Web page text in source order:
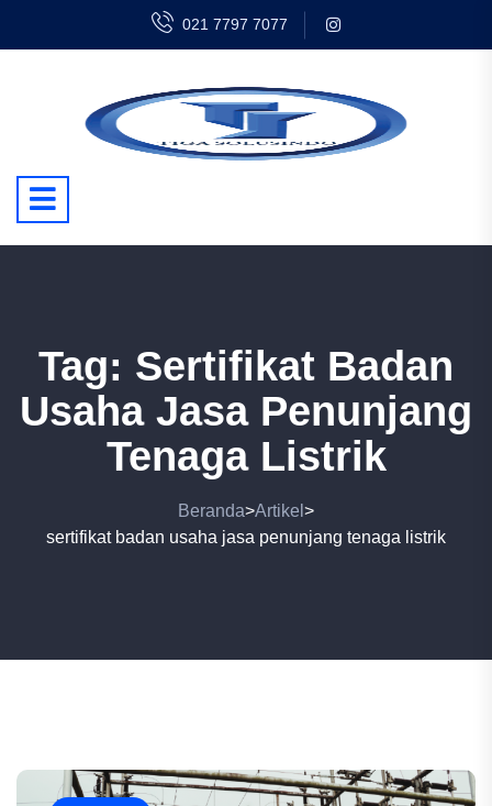
021 7797 7077
Tag: Sertifikat Badan
Usaha Jasa Penunjang
Tenaga Listrik
Beranda>Artikel >
sertifikat badan usaha jasa penunjang tenaga listrik